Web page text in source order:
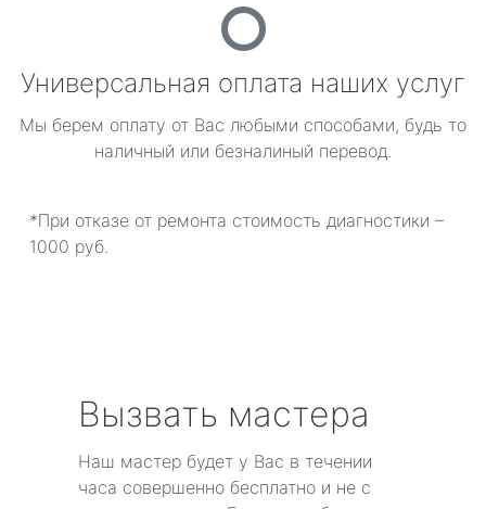
Универсальная оплата наших услуг
Мы берем оплату от Вас любыми способами, будь то
наличный или безналиный перевод.
*При отказе от ремонта стоимость диагностики –
1000 руб.
Вызвать мастера
Наш мастер будет у Вас в течении
часа совершенно бесплатно и не с